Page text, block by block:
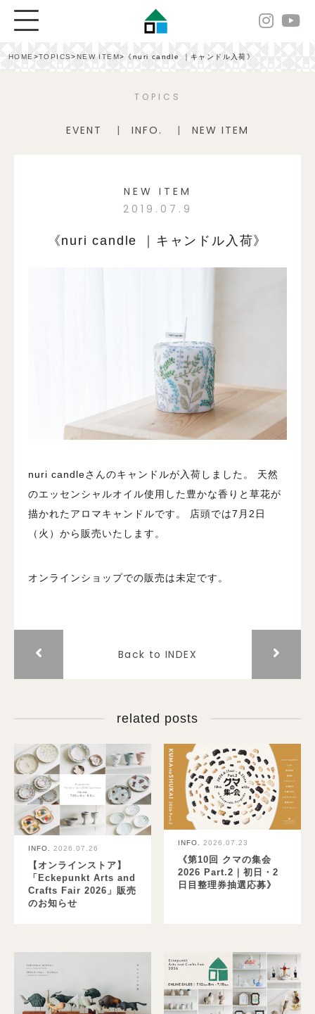
HOME>TOPICS>NEW ITEM>《nuri candle ｜キャンドル入荷》
TOPICS
EVENT INFO. NEW ITEM
NEW ITEM
2019.07.9
《nuri candle ｜キャンドル入荷》
nuri candleさんのキャンドルが入荷しました。
天然
のエッセンシャルオイル使用した豊かな香りと草花が
描かれたアロマキャンドルです。
店頭では7月2日
（火）から販売いたします。
オンラインショップでの販売は未定です。
Back to INDEX
related posts
INFO. 2026.07.26
【オンラインストア】
「Eckepunkt Arts and
Crafts Fair 2026」販売
のお知らせ
INFO. 2026.07.23
《第10回 クマの集会
2026 Part.2｜初日・2
日目整理券抽選応募》